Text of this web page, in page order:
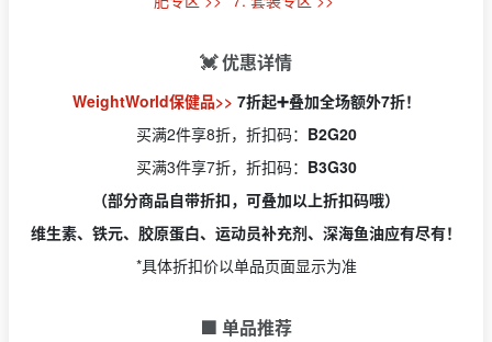
💓优惠详情
WeightWorld保健品>> 7折起➕叠加全场额外7折！
买满2件享8折，折扣码： B2G20
买满3件享7折，折扣码： B3G30
（部分商品自带折扣，可叠加以上折扣码哦）
维生素、铁元、胶原蛋白、运动员补充剂、深海鱼油应有尽有！
*具体折扣价以单品页面显示为准
🟩 单品推荐